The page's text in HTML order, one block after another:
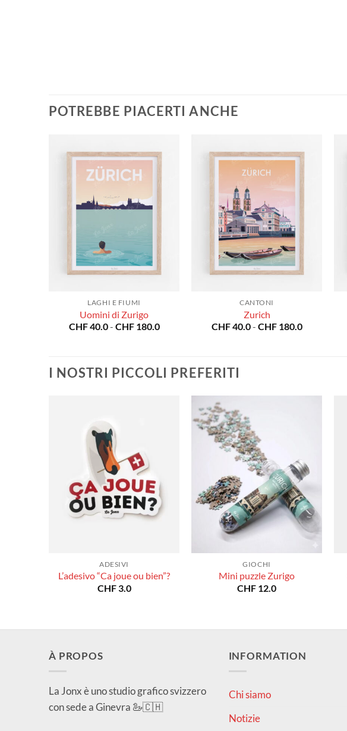
POTREBBE PIACERTI ANCHE
LAGHI E FIUMI
Uomini di Zurigo
CHF40.0- CHF180.0Fascia
CHF 180.0
CANTONI
Zurich
CHF40.0- CHF180.0Fascia
CHF 180.0I NOSTRI PICCOLI PREFERITI
ADESIVI
L’adesivo “Ca joue ou bien”?
CHF3.0
GIOCHI
Mini puzzle Zurigo
CHF 12.0
À PROPOS
La Jonx è uno studio grafico svizzero
con sede a Ginevra 🦢🇨🇭
INFORMATION
Chi siamo
Notizie